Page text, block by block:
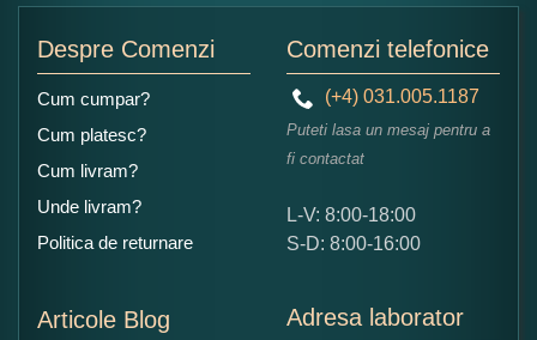
Ce nota acordati acestui produs?
5
Despre Comenzi
Cum cumpar?
Cum platesc?
Cum livram?
Unde livram?
Politica de returnare
Articole Blog
Comenzi telefonice
(+4) 031.005.1187
Puteti lasa un mesaj pentru a
fi contactat
L-V: 8:00-18:00
S-D: 8:00-16:00
Adresa laborator